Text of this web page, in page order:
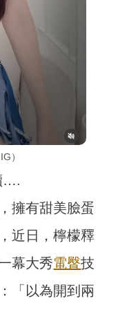
）
….
擁有甜美臉蛋
近日，檸檬釋
幕大秀電臀技
「以為開到兩